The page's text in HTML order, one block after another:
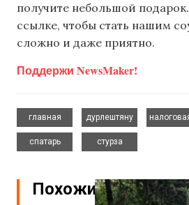
получите небольшой
ссылке, чтобы стать нашим
сложно и даже приятно.
Поддержи NewsMaker!
главная
дурлештяну
спатарь
стурза
Похожие